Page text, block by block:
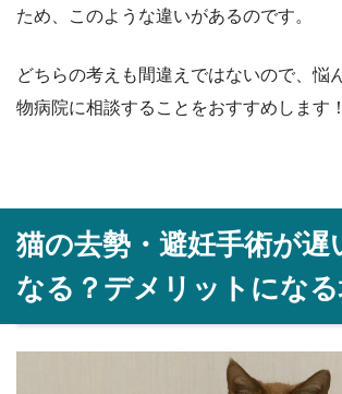
ため、このような違いがあるのです。
どちらの考えも間違えではないので、悩
物病院に相談することをおすすめします！
猫の去勢・避妊手術が遅
なる？デメリットになる